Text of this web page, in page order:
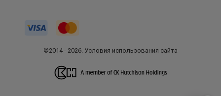
©2014 - 2026. Условия использования сайта